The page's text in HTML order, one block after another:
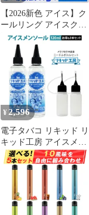
【2026新色 アイス】ク
ールリング アイスクー
ルリング ネッククーラ
ー 熱中症対策 28°C 大
人 さらっとひんやり 冷
感リングクール エコ 室
内 散歩 ペット アウト
ドア
¥ 2,596
電子タバコ リキッド リ
キッド工房 アイスメン
ソール 120ml 2本セッ
ト